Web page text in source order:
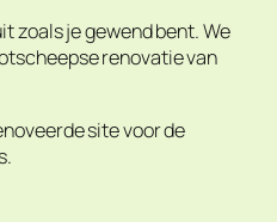
zoals je gewend bent. We
renovatie van
site voor de